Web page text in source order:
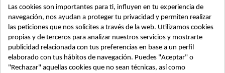
Descripción
Recambio de anillo airbag para peugeot 207 referencia
OEM IAM 96630724XT 2636565 COM2005
Las cookies son importantes para ti, influyen en tu experiencia de
navegación, nos ayudan a proteger tu privacidad y permiten realizar
las peticiones que nos solicites a través de la web. Utilizamos cookies
propias y de terceros para analizar nuestros servicios y mostrarte
publicidad relacionada con tus preferencias en base a un perfil
elaborado con tus hábitos de navegación. Puedes "Aceptar" o
"Rechazar" aquellas cookies que no sean técnicas, así como